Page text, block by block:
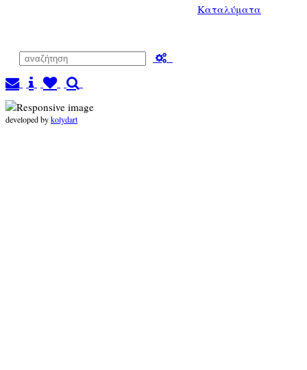
Καταλύματα
developed bykolydart